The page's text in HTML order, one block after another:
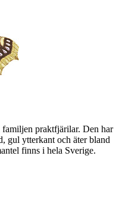
familjen praktfjärilar. Den har
gul ytterkant och äter bland
finns i hela Sverige.